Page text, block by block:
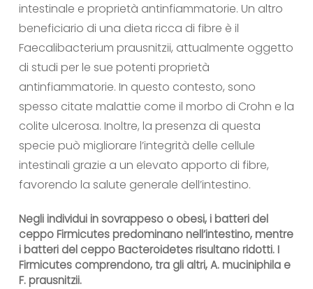
intestinale e proprietà antinfiammatorie. Un altro
beneficiario di una dieta ricca di fibre è il
Faecalibacterium prausnitzii, attualmente oggetto
di studi per le sue potenti proprietà
antinfiammatorie. In questo contesto, sono
spesso citate malattie come il morbo di Crohn e la
colite ulcerosa. Inoltre, la presenza di questa
specie può migliorare l’integrità delle cellule
intestinali grazie a un elevato apporto di fibre,
favorendo la salute generale dell’intestino.
Negli individui in sovrappeso o obesi, i batteri del
ceppo Firmicutes predominano nell’intestino, mentre
i batteri del ceppo Bacteroidetes risultano ridotti. I
Firmicutes comprendono, tra gli altri, A. muciniphila e
F. prausnitzii.